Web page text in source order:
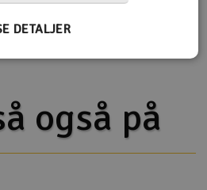
også på
DETALJER